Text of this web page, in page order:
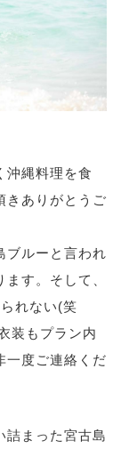
沖縄料理を食
きありがとうご
ブルーと言われ
す。そして、
れない(笑
装もプラン内
一度ご連絡くだ
詰まった宮古島